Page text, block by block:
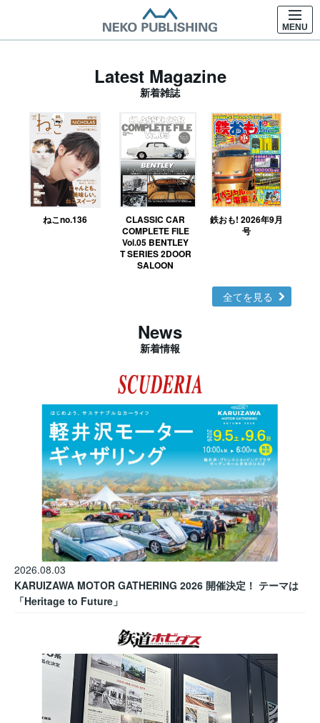
MENU
Latest Magazine
新着雑誌
ねこno.136
CLASSIC CAR
COMPLETE FILE
Vol.05 BENTLEY
T SERIES 2DOOR
SALOON
鉄おも! 2026年9月
号
全てを見る
News
新着情報
2026.08.03
KARUIZAWA MOTOR GATHERING 2026 開催決定！ テーマは
「Heritage to Future」